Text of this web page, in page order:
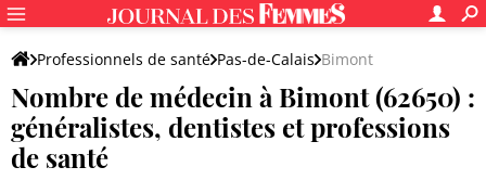
Professionnels de santé Pas-de-Calais Bimont
Nombre de médecin à Bimont (62650) :
généralistes, dentistes et professions
de santé